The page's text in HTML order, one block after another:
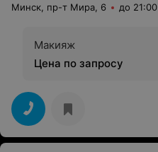
Минск, пр-т Мира, 6 до 21:00
Макияж
Цена по запросу